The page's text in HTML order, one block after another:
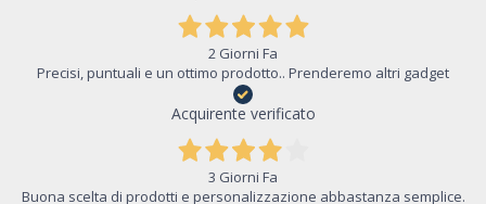
2 Giorni Fa
Precisi, puntuali e un ottimo prodotto.. Prenderemo altri gadget
Acquirente verificato
3 Giorni Fa
Buona scelta di prodotti e personalizzazione abbastanza semplice.